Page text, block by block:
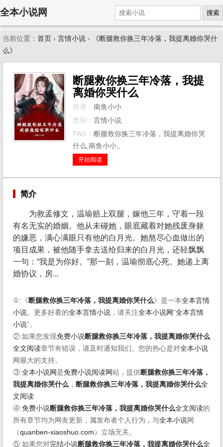
全本小说网 搜索
当前位置： 首页 › 言情小说 ›
《断腿救你换三年冷落，我提离婚你哭什
么》
断腿救你换三年冷落，我提
离婚你哭什么
作者： 南鱼小小
类别： 言情小说
TAG： 断腿救你换三年冷落，我提离婚你哭
什么,南鱼小小,,
开始阅读
简介
为救孟修文，温瑜赔上双腿，嫁他三年，守着一段
有名无实的婚姻。他从未碰她，眼底藏着对她残废身躯
的嫌恶，满心满眼只有他的白月光。她熬尽心血做出的
项目成果，被他随手拿去送给归来的白月光，还轻飘飘
一句：“我是为你好。”那一刻，温瑜彻底心死。她递上离
婚协议，房...
①:《 断腿救你换三年冷落，我提离婚你哭什么》是一本全本言情
小说。更多好看的全本言情小说 ，请关注全本小说网“全本言情
小说”。
②:如果您发现免费小说断腿救你换三年冷落，我提离婚你哭什么
全文阅读章节有错误，请及时通知我们。您的热心是对全本小说
网最大的支持。
③:全本小说网是免费小说阅读网站，提供断腿救你换三年冷落，
我提离婚你哭什么 ， 断腿救你换三年冷落，我提离婚你哭什么全
文阅读
④:免费小说断腿救你换三年冷落，我提离婚你哭什么全文阅读的
所有章节均为网友更新，属发布者个人行为，与全本小说网
（quanben-xiaoshuo.com ）立场无关。
⑤:如果您对完结小说断腿救你换三年冷落，我提离婚你哭什么全